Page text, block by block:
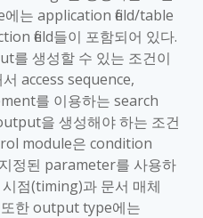
는 application field/table
field들이 포함되어 있다.
를 생성할 수 있는 조건이
access sequence,
를 이용하는 search
을 생성해야 하는 조건
module은 condition
정된 parameter를 사용하
점(timing)과 문서 매체
한 output type에는